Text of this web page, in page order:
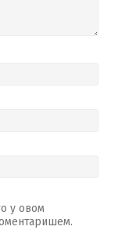
у овом